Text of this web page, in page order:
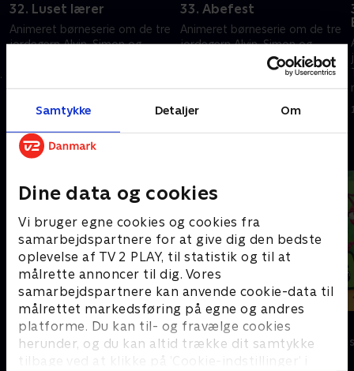
Samtykke Detaljer Om
Dine data og cookies
Vi bruger egne cookies og cookies fra
samarbejdspartnere for at give dig den bedste
oplevelse af TV 2 PLAY, til statistik og til at
målrette annoncer til dig. Vores
samarbejdspartnere kan anvende cookie-data til
målrettet markedsføring på egne og andres
platforme. Du kan til- og fravælge cookies
herunder, og du kan altid trække dit samtykke
tilbage ved at klikke på ’Cookie-indstillinger’ i
32. Luset lærer
Animeret børneserie om de tre
jordegern Alvin, Simon og
almindelige liv.
33. Abefest
Animeret børneserie om de tre
jordegern Alvin, Simon og
Theodore, der lever et liv som
rockstjerner ved siden af deres
almindelige liv.
Andre så også
Mumitroldene
Børneserier • 1 sæsoner
Antiks
Børneserier • 2